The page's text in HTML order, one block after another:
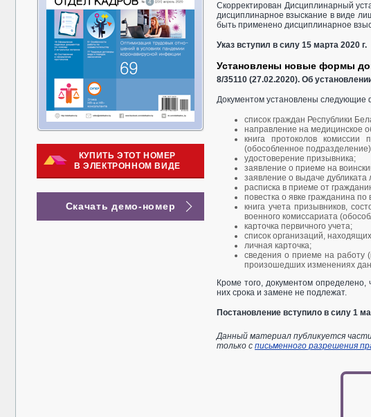
КУПИТЬ ЭТОТ НОМЕР
В ЭЛЕКТРОННОМ ВИДЕ
Скачать демо-номер
Скорректирован Дисциплинарный
дисциплинарное взыскание в виде
быть применено дисциплинарное
Указ вступил в силу 15 марта 2020 г.
Установлены новые формы
8/35110 (27.02.2020). Об
Документом установлены
список граждан Республики
направление на медицинское
книга протоколов комиссии
(обособленное
удостоверение призывника;
заявление о приеме на
заявление о выдаче дубликата
расписка в приеме от
повестка о явке гражданина
книга учета призывников,
военного комиссариата
карточка первичного учета;
список организаций,
личная карточка;
сведения о приеме на работу
произошедших изменениях
Кроме того, документом определено,
них срока и замене не подлежат.
Постановление вступило в силу 1
Данный материал публикуется
только с письменного разрешения